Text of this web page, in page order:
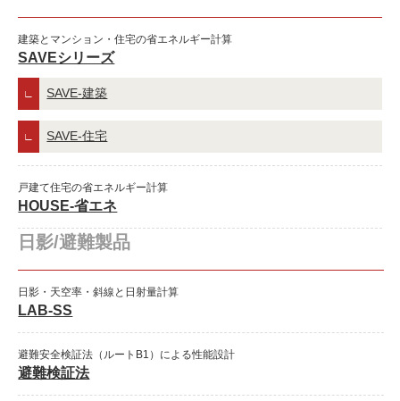
建築とマンション・住宅の省エネルギー計算
SAVEシリーズ
SAVE-建築
SAVE-住宅
戸建て住宅の省エネルギー計算
HOUSE-省エネ
日影/避難製品
日影・天空率・斜線と日射量計算
LAB-SS
避難安全検証法（ルートB1）による性能設計
避難検証法